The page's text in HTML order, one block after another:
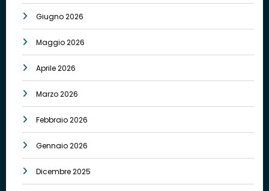
Giugno 2026
Maggio 2026
Aprile 2026
Marzo 2026
Febbraio 2026
Gennaio 2026
Dicembre 2025